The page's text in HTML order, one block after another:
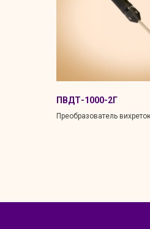
ПВДТ-1000-2Г
Преобразователь